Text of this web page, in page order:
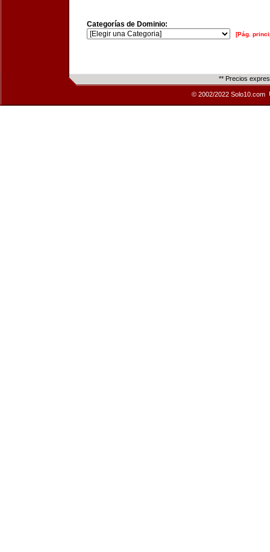
Categorías de Dominio:
[Pág.
** Precios
© 2002/2022 Solo10.com